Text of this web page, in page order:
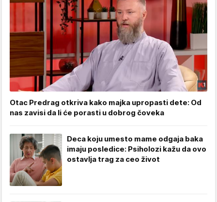
Otac Predrag otkriva kako majka upropasti dete: Od
nas zavisi da li će porasti u dobrog čoveka
Deca koju umesto mame odgaja baka
imaju posledice: Psiholozi kažu da ovo
ostavlja trag za ceo život